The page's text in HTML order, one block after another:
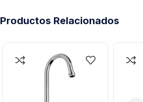
Productos Relacionados